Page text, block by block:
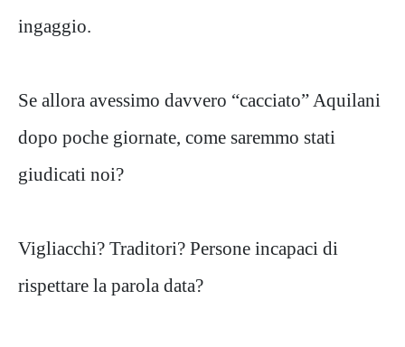
ingaggio.
Se allora avessimo davvero “cacciato” Aquilani
dopo poche giornate, come saremmo stati
giudicati noi?
Vigliacchi? Traditori? Persone incapaci di
rispettare la parola data?